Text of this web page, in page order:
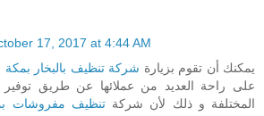
17, 2017 at 4:44 AM
يمكنك أن تقوم بزيارة شركة تنظيف بالبخار بمكة
على راحة العديد من عملائها عن طريق توفير
المختلفة و ذلك لأن شركةتنظيف مفروشات